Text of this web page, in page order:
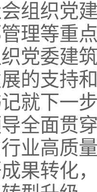
组织党
理等重
党委建
的支持
就下一
全面贯
业高质
果转化